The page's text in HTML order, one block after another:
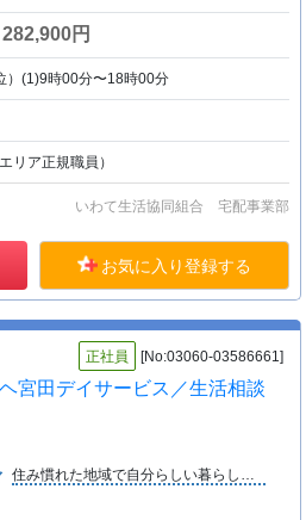
円
）(1)9時00分〜18時00分
リア正規職員）
いわて生活協同組合 宅配事業部
お気に入り登録する
正社員 [No:03060-03586661]
宮田デイサービス／生活相談